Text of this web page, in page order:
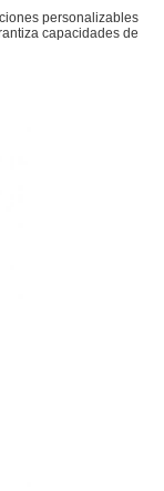
personalizables
capacidades de